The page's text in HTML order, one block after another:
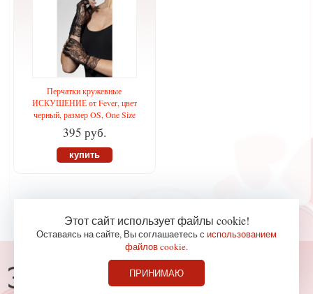
Перчатки кружевные
ИСКУШЕНИЕ от Fever, цвет
черный, размер OS, One Size
395 руб.
купить
Консультации по телефону
Этот сайт использует файлы cookie!
Оставаясь на сайте, Вы соглашаетесь с использованием
файлов cookie.
ПРИНИМАЮ